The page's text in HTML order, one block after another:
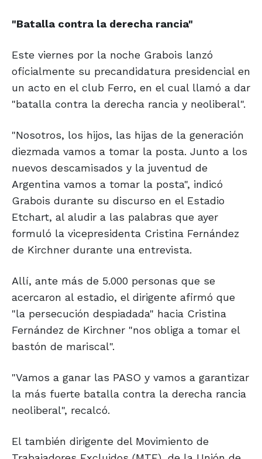
"Batalla contra la derecha rancia"
Este viernes por la noche Grabois lanzó
oficialmente su precandidatura presidencial en
un acto en el club Ferro, en el cual llamó a dar
"batalla contra la derecha rancia y neoliberal".
"Nosotros, los hijos, las hijas de la generación
diezmada vamos a tomar la posta. Junto a los
nuevos descamisados y la juventud de
Argentina vamos a tomar la posta", indicó
Grabois durante su discurso en el Estadio
Etchart, al aludir a las palabras que ayer
formuló la vicepresidenta Cristina Fernández
de Kirchner durante una entrevista.
Allí, ante más de 5.000 personas que se
acercaron al estadio, el dirigente afirmó que
"la persecución despiadada" hacia Cristina
Fernández de Kirchner "nos obliga a tomar el
bastón de mariscal".
"Vamos a ganar las PASO y vamos a garantizar
la más fuerte batalla contra la derecha rancia
neoliberal", recalcó.
El también dirigente del Movimiento de